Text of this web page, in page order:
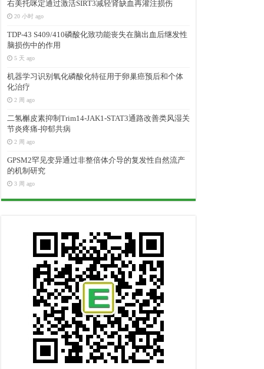
右美托咪定通过激活SIRT3减轻肾缺血再灌注损伤
20 小时 ago
TDP-43 S409/410磷酸化致功能丧失在脑出血后继发性
脑损伤中的作用
5 天 ago
机器学习识别氧化磷酸化特征用于卵巢癌预后和个体
化治疗
2 周 ago
二氢槲皮素抑制Trim14-JAK1-STAT3通路改善类风湿关
节炎疼痛-抑郁共病
2 周 ago
GPSM2罕见变异通过非整倍体介导的复发性自然流产
的机制研究
3 周 ago